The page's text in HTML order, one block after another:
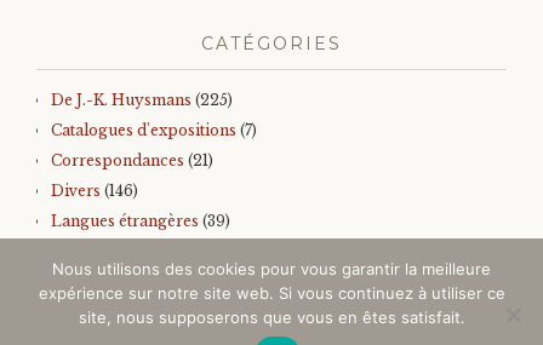
CATÉGORIES
De J.-K. Huysmans (225)
Catalogues d'expositions (7)
Correspondances (21)
Divers (146)
Langues étrangères (39)
Sur J.-K. Huysmans (157)
Autres (99)
Nous utilisons des cookies pour vous garantir la meilleure
expérience sur notre site web. Si vous continuez à utiliser ce
site, nous supposerons que vous en êtes satisfait.